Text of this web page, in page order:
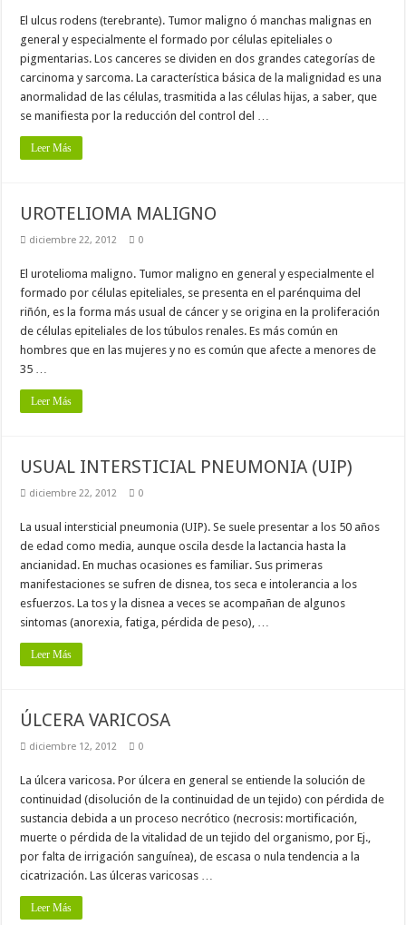
El ulcus rodens (terebrante). Tumor maligno ó manchas malignas en
general y especialmente el formado por células epiteliales o
pigmentarias. Los canceres se dividen en dos grandes categorías de
carcinoma y sarcoma. La característica básica de la malignidad es una
anormalidad de las células, trasmitida a las células hijas, a saber, que
se manifiesta por la reducción del control del …
Leer Más
UROTELIOMA MALIGNO
diciembre 22, 2012 0
El urotelioma maligno. Tumor maligno en general y especialmente el
formado por células epiteliales, se presenta en el parénquima del
riñón, es la forma más usual de cáncer y se origina en la proliferación
de células epiteliales de los túbulos renales. Es más común en
hombres que en las mujeres y no es común que afecte a menores de
35 …
Leer Más
USUAL INTERSTICIAL PNEUMONIA (UIP)
diciembre 22, 2012 0
La usual intersticial pneumonia (UIP). Se suele presentar a los 50 años
de edad como media, aunque oscila desde la lactancia hasta la
ancianidad. En muchas ocasiones es familiar. Sus primeras
manifestaciones se sufren de disnea, tos seca e intolerancia a los
esfuerzos. La tos y la disnea a veces se acompañan de algunos
sintomas (anorexia, fatiga, pérdida de peso), …
Leer Más
ÚLCERA VARICOSA
diciembre 12, 2012 0
La úlcera varicosa. Por úlcera en general se entiende la solución de
continuidad (disolución de la continuidad de un tejido) con pérdida de
sustancia debida a un proceso necrótico (necrosis: mortificación,
muerte o pérdida de la vitalidad de un tejido del organismo, por Ej.,
por falta de irrigación sanguínea), de escasa o nula tendencia a la
cicatrización. Las úlceras varicosas …
Leer Más